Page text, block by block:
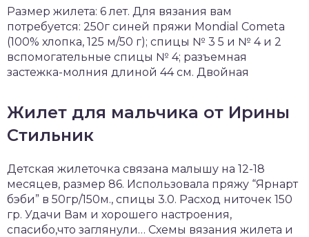
Размер жилета: 6 лет. Для вязания вам
потребуется: 250г синей пряжи Mondial Cometa
(100% хлопка, 125 м/50 г); спицы № 3 5 и № 4 и 2
вспомогательные спицы № 4; разъемная
застежка-молния длиной 44 см. Двойная
Жилет для мальчика от Ирины
Стильник
Детская жилеточка связана малышу на 12-18
месяцев, размер 86. Использовала пряжу “Ярнарт
бэби” в 50гр/150м., спицы 3.0. Расход ниточек 150
гр. Удачи Вам и хорошего настроения,
спасибо,что заглянули… Схемы вязания жилета и